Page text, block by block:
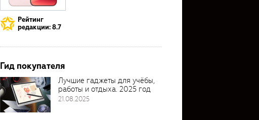
Рейтинг
редакции: 8.7
Гид покупателя
Лучшие гаджеты для учёбы,
работы и отдыха. 2025 год
21.08.2025